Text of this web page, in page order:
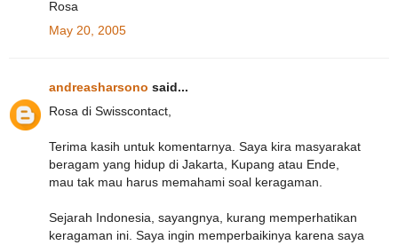
Rosa
May 20, 2005
andreasharsono said...
Rosa di Swisscontact,
Terima kasih untuk komentarnya. Saya kira masyarakat
beragam yang hidup di Jakarta, Kupang atau Ende,
mau tak mau harus memahami soal keragaman.
Sejarah Indonesia, sayangnya, kurang memperhatikan
keragaman ini. Saya ingin memperbaikinya karena saya